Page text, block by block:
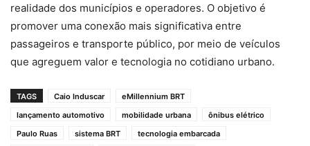
realidade dos municípios e operadores. O objetivo é
promover uma conexão mais significativa entre
passageiros e transporte público, por meio de veículos
que agreguem valor e tecnologia no cotidiano urbano.
TAGS Caio Induscar
eMillennium BRT
lançamento automotivo
mobilidade urbana
ônibus elétrico
Paulo Ruas
sistema BRT
tecnologia embarcada